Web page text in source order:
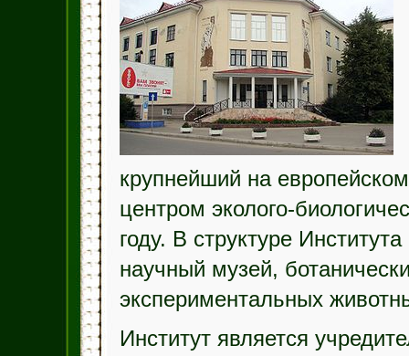
крупнейший на
центром эколого-
году. В структуре
научный музей,
экспериментальных
Институт является